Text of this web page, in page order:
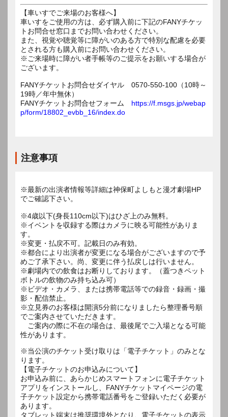
【車いすでご来場のお客様へ】
車いすをご使用の方は、必ず購入前に下記のFANYチケッ
トお問合せ窓口までお問い合わせください。
また、視覚や聴覚等に障がいのある方で特別な配慮を必要
とされる方も購入前にお問い合わせください。
※ご来場時に障がい者手帳等のご提示をお願いする場合が
ございます。
FANYチケットお問合せダイヤル 0570-550-100（10時～
19時／年中無休）
FANYチケットお問合せフォーム https://f.msgs.jp/webap
p/form/18802_evbb_16/index.do
注意事項
※最新の出演者情報等詳細は神保町よしもと漫才劇場HP
でご確認下さい。
※4歳以下(身長110cm以下)はひざ上のみ無料。
※イベントを収録する際はカメラに映る可能性がありま
す。
※変更・払戻不可。記載日のみ有効。
※都合により出演者が変更になる場合がございますので予
めご了承下さい。尚、変更に伴う払戻しは行いません。
※劇場内での飲食はお断りしております。（蓋つきペット
ボトルの飲物のみ持ち込み可）
※ビデオ・カメラ、または携帯電話等での録音・録画・撮
影・配信禁止。
※立見券のお客様は開演5分前になりましたら整理番号順
でご案内させていただきます。
ご案内の際に不在の場合は、最後尾でご入場となる可能
性があります。
※当公演のチケット受け取りは「電子チケット」のみとな
ります。
【電子チケットのお申込みについて】
お申込み前に、あらかじめスマートフォンに電子チケット
アプリをインストールし、FANYチケットマイページの電
子チケット設定から携帯電話番号をご登録いただく必要が
あります。
タブレット端末は推奨環境外となり、電子チケットの表示